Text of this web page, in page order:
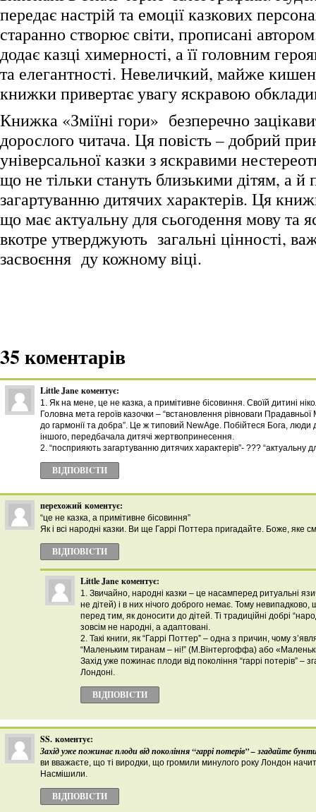
передає настрій та емоції казкових
старанно створює світи, прописані
додає казці химерності, а її головним
та елегантності. Невеличкий, майже
книжки привертає увагу яскравою
Книжка «Зміїні гори» безперечно
дорослого читача. Ця повість – добрий
універсальної казки з яскравими
що не тільки стануть близькими дітям, а й
загартуванню дитячих характерів. Ця
що має актуальну для сьогодення мову та
вкотре утверджують загальні цінності,
засвоєння ду кожному віці.
35 коментарів
Little Jane коментує:
1. Як на мене, це не казка, а примітивне бісовиння. Своїй дитині
Головна мета героїв казочки – “встановлення рівноваги Прадавньої
до гармонії та добра”. Це ж типовий NewAge. Побійтеся Бога, люди
іншого, передбачала дитячі жертвопринесення.
2. “посприяють загартуванню дитячих характерів”- ??? “актуальну
ВІДПОВІCТИ
перехожий коментує:
“це не казка, а примітивне бісовиння”
Як і всі народні казки. Ви ще Гаррі Поттера пригадайте. Боже, яке
ВІДПОВІCТИ
Little Jane коментує:
1. Звичайно, народні казки – це насамперед ритуальні
не дітей) і в них нічого доброго немає. Тому невипадково,
перед тим, як доносити до дітей. Ті традиційні добрі
зовсім не народні, а адаптовані.
2. Такі книги, як “Гаррі Поттер” – одна з причин, чому
“Маленьким тиранам – ні!” (М.Вінтергоффа) або
Захід уже пожинає плоди від покоління “гаррі потерів” –
Лондоні.
ВІДПОВІCТИ
SS. коментує:
Захід уже пожинає плоди від покоління “гаррі потерів” – згадайте
ви вважаєте, що ті виродки, що громили минулого року Лондон
Насмішили.
ВІДПОВІCТИ